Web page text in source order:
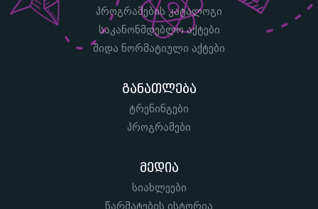
პროგრამების კატალოგი
საკანონმდებლო აქტები
შიდა ნორმატიული აქტები
განათლება
ტრენინგები
პროგრამები
მედია
სიახლეები
წარმატების ისტორია